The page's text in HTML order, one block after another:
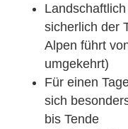
sicherlich der
Alpen führt
umgekehrt)
Für einen
sich
bis Tende